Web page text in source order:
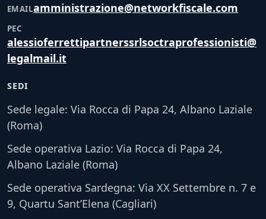
EMAILamministrazione@networkfiscale.com
PEC
alessioferrettipartnerssrlsoctraprofessionisti@
legalmail.it
SEDI
Sede legale: Via Rocca di Papa 24, Albano Laziale
(Roma)
Sede operativa Lazio: Via Rocca di Papa 24,
Albano Laziale (Roma)
Sede operativa Sardegna: Via XX Settembre n. 7 e
9, Quartu Sant’Elena (Cagliari)